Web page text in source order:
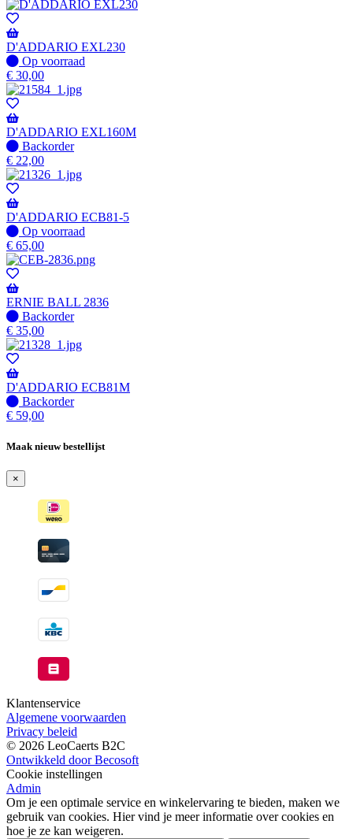
D'ADDARIO EXL230
Op
voorraad
Op voorraad
€ 30,00
D'ADDARIO EXL160M
Niet
op
voorraad
-
Wordt
verzonden
wanneer
beschikbaar
Backorder
€ 22,00
D'ADDARIO ECB81-5
Op
voorraad
Op voorraad
€ 65,00
ERNIE BALL 2836
Niet
op
voorraad
-
Wordt
verzonden
wanneer
beschikbaar
Backorder
€ 35,00
D'ADDARIO ECB81M
Niet
op
-
verzonden
wanneer
beschikbaar
Backorder
€ 59,00
Maak nieuw bestellijst
×
Klantenservice
Algemene voorwaarden
Privacy beleid
© 2026 LeoCaerts B2C
Ontwikkeld door Becosoft
Cookie instellingen
Admin
Om je een optimale service en winkelervaring te bieden, maken we
gebruik van cookies. Hier vind je meer informatie over cookies en
hoe je ze kan weigeren.